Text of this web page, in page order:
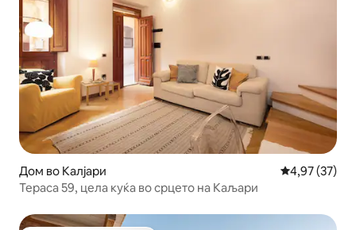
Дом во Калјари Просечна
4,97 (37)
Тераса 59, цела куќа во срцето на Каљари